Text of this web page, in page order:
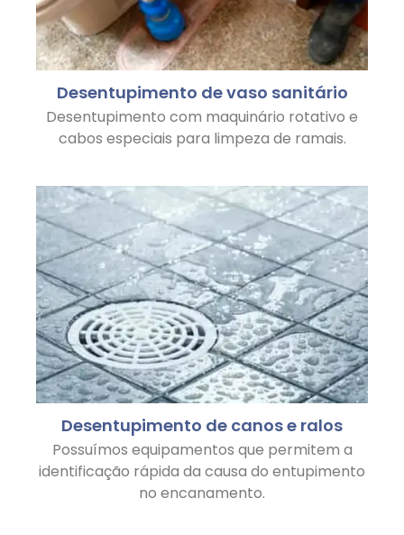
Desentupimento de vaso sanitário
Desentupimento com maquinário rotativo e
cabos especiais para limpeza de ramais.
Desentupimento de canos e ralos
Possuímos equipamentos que permitem a
identificação rápida da causa do entupimento
no encanamento.